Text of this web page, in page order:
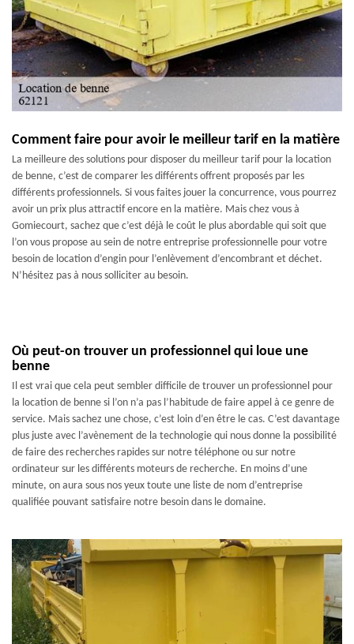
Comment faire pour avoir le meilleur tarif en la matière
La meilleure des solutions pour disposer du meilleur tarif pour la location
de benne, c’est de comparer les différents offrent proposés par les
différents professionnels. Si vous faites jouer la concurrence, vous pourrez
avoir un prix plus attractif encore en la matière. Mais chez vous à
Gomiecourt, sachez que c’est déjà le coût le plus abordable qui soit que
l’on vous propose au sein de notre entreprise professionnelle pour votre
besoin de location d’engin pour l’enlèvement d’encombrant et déchet.
N’hésitez pas à nous solliciter au besoin.
Où peut-on trouver un professionnel qui loue une
benne
Il est vrai que cela peut sembler difficile de trouver un professionnel pour
la location de benne si l’on n’a pas l’habitude de faire appel à ce genre de
service. Mais sachez une chose, c’est loin d’en être le cas. C’est davantage
plus juste avec l’avènement de la technologie qui nous donne la possibilité
de faire des recherches rapides sur notre téléphone ou sur notre
ordinateur sur les différents moteurs de recherche. En moins d’une
minute, on aura sous nos yeux toute une liste de nom d’entreprise
qualifiée pouvant satisfaire notre besoin dans le domaine.